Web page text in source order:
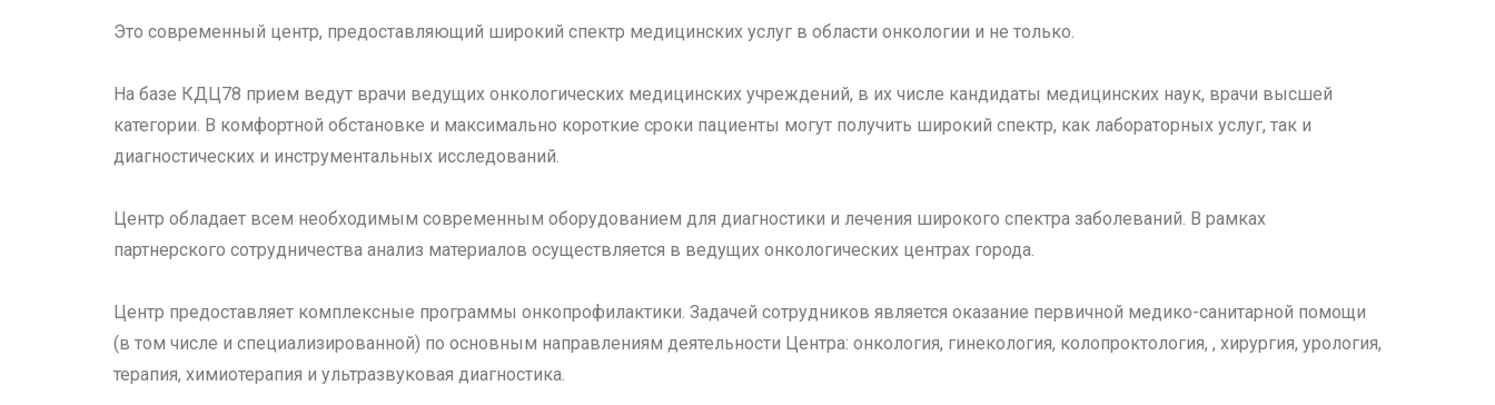
Это современный центр, предоставляющий широкий спектр медицинских услуг в области онкологии и не только.
На базе КДЦ78 прием ведут врачи ведущих онкологических медицинских учреждений, в их числе кандидаты медицинских наук, врачи высшей
категории. В комфортной обстановке и максимально короткие сроки пациенты могут получить широкий спектр, как лабораторных услуг, так и
диагностических и инструментальных исследований.
Центр обладает всем необходимым современным оборудованием для диагностики и лечения широкого спектра заболеваний. В рамках
партнерского сотрудничества анализ материалов осуществляется в ведущих онкологических центрах города.
Центр предоставляет комплексные программы онкопрофилактики. Задачей сотрудников является оказание первичной медико-санитарной помощи
(в том числе и специализированной) по основным направлениям деятельности Центра: онкология, гинекология, колопроктология, , хирургия, урология,
терапия, химиотерапия и ультразвуковая диагностика.